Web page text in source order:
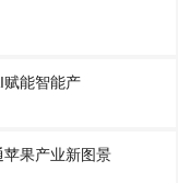
能智能产
果产业新图景